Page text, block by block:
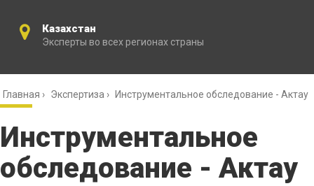
Казахстан
Эксперты во всех регионах страны
Главная › Экспертиза › Инструментальное обследование - Актау
Инструментальное
обследование - Актау